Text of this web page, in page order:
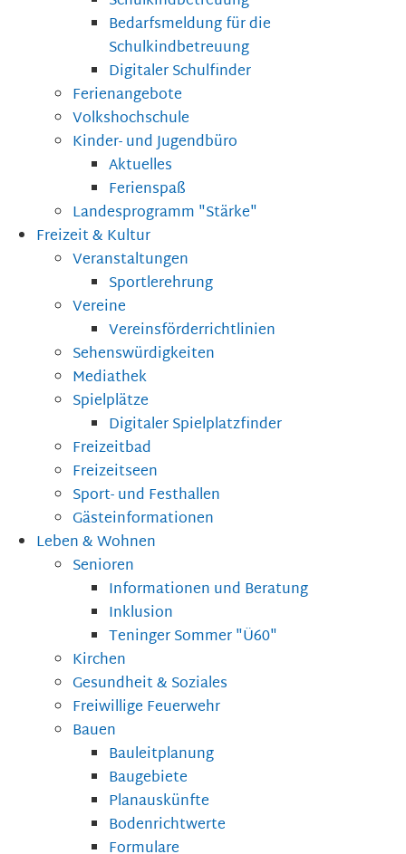
Bedarfsmeldung für die
Schulkindbetreuung
Digitaler Schulfinder
Ferienangebote
Volkshochschule
Kinder- und Jugendbüro
Aktuelles
Ferienspaß
Landesprogramm "Stärke"
Freizeit & Kultur
Veranstaltungen
Sportlerehrung
Vereine
Vereinsförderrichtlinien
Sehenswürdigkeiten
Mediathek
Spielplätze
Digitaler Spielplatzfinder
Freizeitbad
Freizeitseen
Sport- und Festhallen
Gästeinformationen
Leben & Wohnen
Senioren
Informationen und Beratung
Inklusion
Teninger Sommer "Ü60"
Kirchen
Gesundheit & Soziales
Freiwillige Feuerwehr
Bauen
Bauleitplanung
Baugebiete
Planauskünfte
Bodenrichtwerte
Formulare